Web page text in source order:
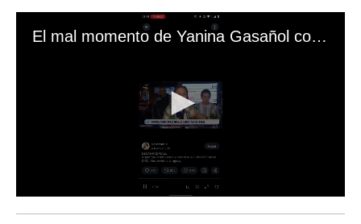
El mal momento de Yanina Gasañol con un hincha argentino en "Subrayado"
s